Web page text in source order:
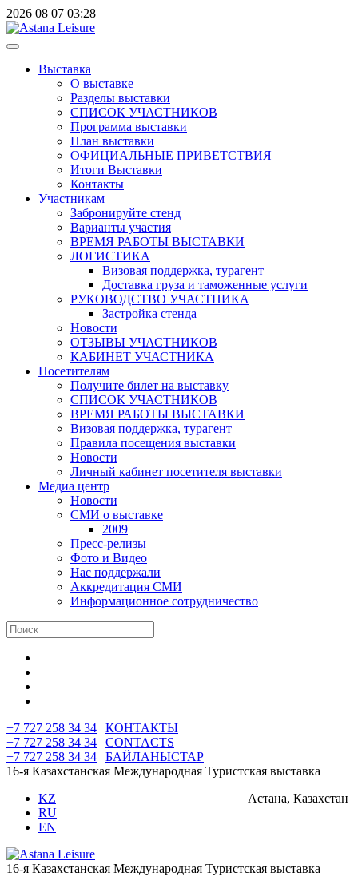
2026 08 07 03:28
Выставка
О выставке
Разделы выставки
СПИСОК УЧАСТНИКОВ
Программа выставки
План выставки
ОФИЦИАЛЬНЫЕ ПРИВЕТСТВИЯ
Итоги Выставки
Контакты
Участникам
Забронируйте стенд
Варианты участия
ВРЕМЯ РАБОТЫ ВЫСТАВКИ
ЛОГИСТИКА
Визовая поддержка, турагент
Доставка груза и таможенные услуги
РУКОВОДСТВО УЧАСТНИКА
Застройка стенда
Новости
ОТЗЫВЫ УЧАСТНИКОВ
КАБИНЕТ УЧАСТНИКА
Посетителям
Получите билет на выставку
СПИСОК УЧАСТНИКОВ
ВРЕМЯ РАБОТЫ ВЫСТАВКИ
Визовая поддержка, турагент
Правила посещения выставки
Новости
Личный кабинет посетителя выставки
Медиа центр
Новости
СМИ о выставке
2009
Пресс-релизы
Фото и Видео
Нас поддержали
Аккредитация СМИ
Информационное сотрудничество
+7 727 258 34 34 | КОНТАКТЫ
+7 727 258 34 34 | CONTACTS
+7 727 258 34 34 | БАЙЛАНЫСТАР
16-я Казахстанская Международная Туристская выставка
Астана, Казахстан
KZ
RU
EN
16-я Казахстанская Международная Туристская выставка